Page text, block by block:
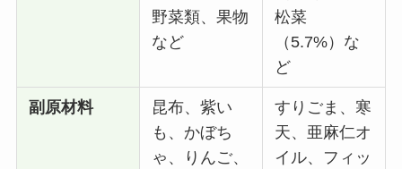
野菜類、果物
など
松菜
（5.7%）な
ど
副原材料
昆布、紫い
も、かぼち
ゃ、りんご、
すりごま、寒
天、亜麻仁オ
イル、フィッ